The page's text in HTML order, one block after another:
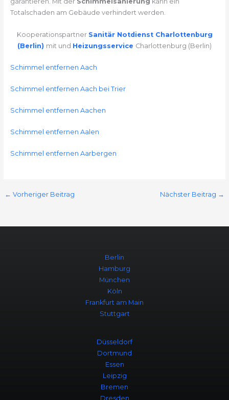
Totalschaden am Gebäude verhindert werden.
Kooperationspartner Sanitär Notdienst Charlottenburg
(Berlin) mit und Heizungsservice Charlottenburg (Berlin)
Schimmel entfernen Aach
Schimmel entfernen Aach bei Trier
Schimmel entfernen Aachen
Schimmel entfernen Aalen
Schimmel entfernen Aarbergen
← Vorheriger Beitrag Nächster Beitrag →
Berlin
Hamburg
München
Köln
Frankfurt am Main
Stuttgart
Düsseldorf
Dortmund
Essen
Leipzig
Bremen
Dresden